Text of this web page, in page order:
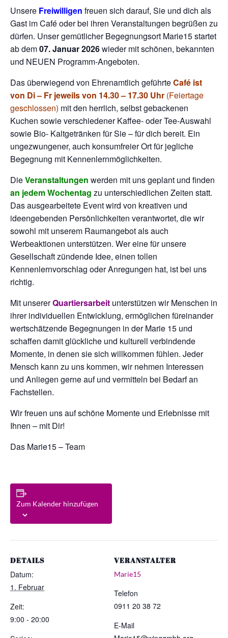
Unsere Freiwilligen freuen sich darauf, Sie und dich als
Gast im Café oder bei ihren Veranstaltungen begrüßen zu
dürfen. Unser gemütlicher Begegnungsort Marie15 startet
ab dem07. Januar 2026wieder mit schönen, bekannten
und NEUEN Programm-Angeboten.
Das überwiegend von Ehrenamtlich geführteCafé ist
von Di – Fr jeweils von 14.30 – 17.30 Uhr (Feiertage
geschlossen) mit den herrlich, selbst gebackenen
Kuchen sowie verschiedener Kaffee- oder Tee-Auswahl
sowie Bio- Kaltgetränken für Sie – für dich bereit. Ein
ungezwungener, auch konsumfreier Ort für jegliche
Begegnung mit Kennenlernmöglichkeiten.
DieVeranstaltungen werden mit uns geplant und finden
an jedem Wochentag zu unterschiedlichen Zeiten statt.
Das ausgearbeitete Event wird von kreativen und
ideengebenden Persönlichkeiten verantwortet, die wir
sowohl mit unserem Raumangebot als auch
Werbeaktionen unterstützen. Wer eine für unsere
Gesellschaft zündende Idee, einen tollen
Kennenlernvorschlag oder Anregungen hat, ist bei uns
richtig.
Mit unsererQuartiersarbeit unterstützen wir Menschen in
ihrer individuellen Entwicklung, ermöglichen füreinander
wertschätzende Begegnungen in der Marie 15 und
schaffen damit glückliche und kulturell verbindende
Momente, in denen sie sich willkommen fühlen. Jeder
Mensch kann zu uns kommen, wir nehmen Interessen
und Anliegen gerne auf und vermitteln bei Bedarf an
Fachstellen.
Wir freuen uns auf schöne Momente und Erlebnisse mit
Ihnen – mit Dir!
Das Marie15 – Team
Zum Kalender hinzufügen
DETAILS
Datum:
1. Februar
Zeit:
9:00 - 20:00
VERANSTALTER
Marie15
Telefon
0911 20 38 72
E-Mail